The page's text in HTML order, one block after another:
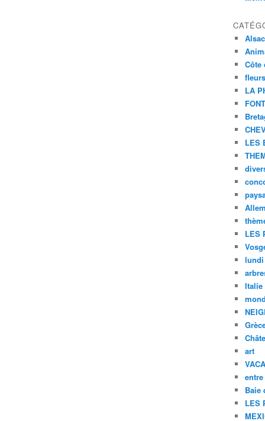
Côte
fleurs
LA
LES
LES
Italie
art
Baie
LES